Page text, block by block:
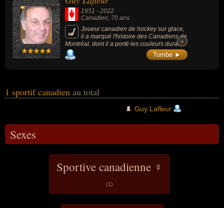
1951 - 2022
Canadien, 70 ans
Joueur canadien de hockey sur glace,
il a marqué l'histoire des Canadiens de
Montréal, dont il a porté les couleurs durant
14 saisons (1971-1985), a remporté 5
Stanley Cup entre 1973 et 1979 et a été élu
+
+
Tombe ►
1 sportif canadien au total
Guy Lafleur
Sexes
Sportive canadienne ♀
(1)